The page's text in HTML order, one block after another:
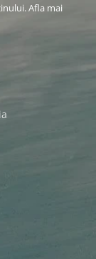
Afla mai